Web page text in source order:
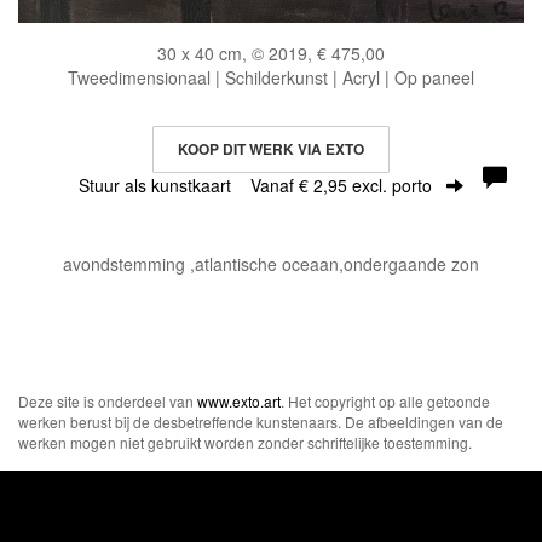
30 x 40 cm, © 2019, € 475,00
Tweedimensionaal | Schilderkunst | Acryl | Op paneel
KOOP DIT WERK VIA EXTO
Stuur als kunstkaart Vanaf € 2,95 excl. porto
avondstemming ,atlantische oceaan,ondergaande zon
Deze site is onderdeel van www.exto.art. Het copyright op alle getoonde
werken berust bij de desbetreffende kunstenaars. De afbeeldingen van de
werken mogen niet gebruikt worden zonder schriftelijke toestemming.